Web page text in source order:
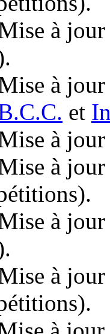
à
à
et
à
à
à
à